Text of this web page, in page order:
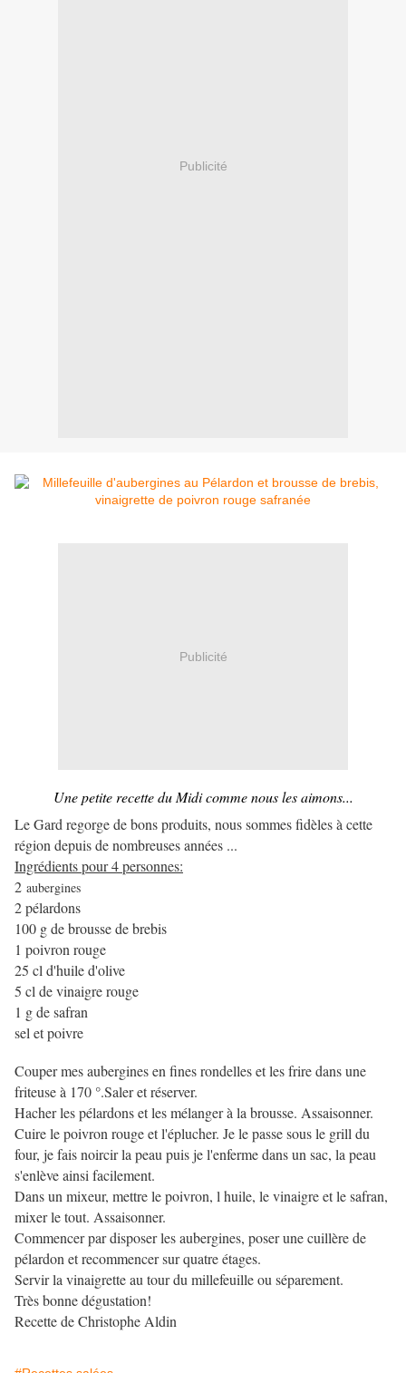
Publicité
Publicité
Une petite recette du Midi comme nous les aimons...
Le Gard regorge de bons produits, nous sommes fidèles à cette
région depuis de nombreuses années ...
Ingrédients pour 4 personnes:
2 aubergines
2 pélardons
100 g de brousse de brebis
1 poivron rouge
25 cl d'huile d'olive
5 cl de vinaigre rouge
1 g de safran
sel et poivre
Couper mes aubergines en fines rondelles et les frire dans une
friteuse à 170 °.Saler et réserver.
Hacher les pélardons et les mélanger à la brousse. Assaisonner.
Cuire le poivron rouge et l'éplucher. Je le passe sous le grill du
four, je fais noircir la peau puis je l'enferme dans un sac, la peau
s'enlève ainsi facilement.
Dans un mixeur, mettre le poivron, l huile, le vinaigre et le safran,
mixer le tout. Assaisonner.
Commencer par disposer les aubergines, poser une cuillère de
pélardon et recommencer sur quatre étages.
Servir la vinaigrette au tour du millefeuille ou séparement.
Très bonne dégustation!
Recette de Christophe Aldin